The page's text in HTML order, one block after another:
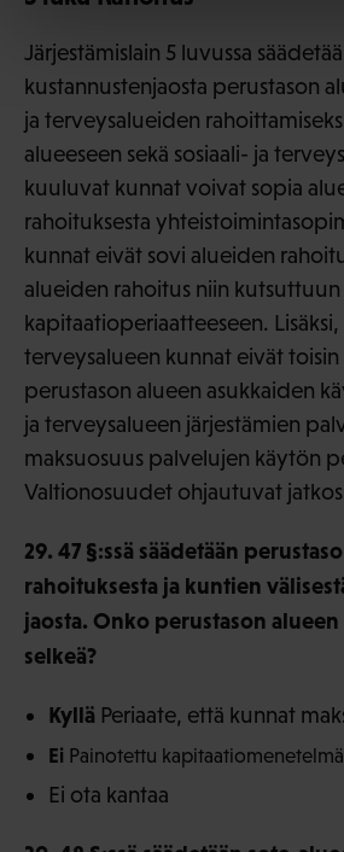
Järjestämislain 5 luvussa
kustannustenjaosta perustason
ja terveysalueiden
alueeseen sekä sosiaali- ja
kuuluvat kunnat voivat sopia
rahoituksesta
kunnat eivät sovi alueiden
alueiden rahoitus niin kutsuttuun
kapitaatioperiaatteeseen. Lisäksi,
terveysalueen kunnat eivät
perustason alueen asukkaiden
ja terveysalueen järjestämien
maksuosuus palvelujen käytön
Valtionosuudet ohjautuvat
29. 47 §:ssä säädetään
rahoituksesta ja kuntien
jaosta. Onko perustason
selkeä?
Kyllä Periaate, että kunnat
Ei Painotettu
Ei ota kantaa